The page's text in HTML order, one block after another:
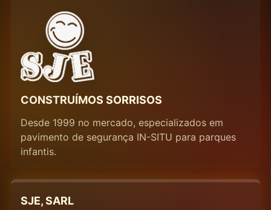
CONSTRUÍMOS SORRISOS
Desde 1999 no mercado, especializados em
pavimento de segurança IN-SITU para parques
infantis.
SJE, SARL